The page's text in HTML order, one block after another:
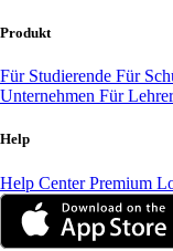
Produkt
Für Studierende Für
Unternehmen Für
Help
Help CenterPremium